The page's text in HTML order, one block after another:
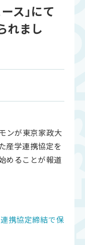
ス」にて
れまし
ンが東京家政大
産学連携協定を
めることが報道
携協定締結で保